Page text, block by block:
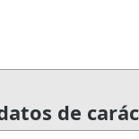
de